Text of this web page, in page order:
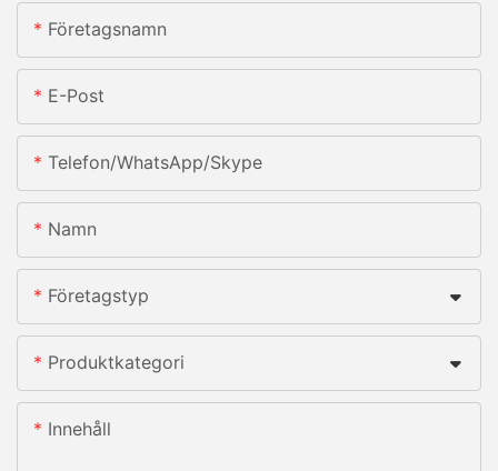
Företagsnamn
E-Post
Telefon/whatsApp/skype
Namn
Företagstyp
Produktkategori
Innehåll